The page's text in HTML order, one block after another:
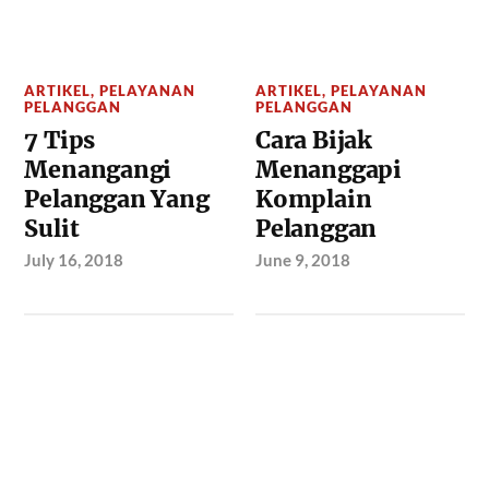
ARTIKEL,PELAYANAN
PELANGGAN
7 Tips
Menangangi
Pelanggan Yang
Sulit
July 16, 2018
ARTIKEL,PELAYANAN
PELANGGAN
Cara Bijak
Menanggapi
Komplain
Pelanggan
June 9, 2018